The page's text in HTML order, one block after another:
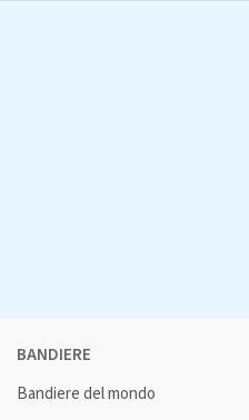
BANDIERE
Bandiere del mondo